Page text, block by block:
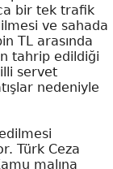
bir tek trafik
ve sahada
TL arasında
tahrip edildiği
servet
nedeniyle
Türk Ceza
malına